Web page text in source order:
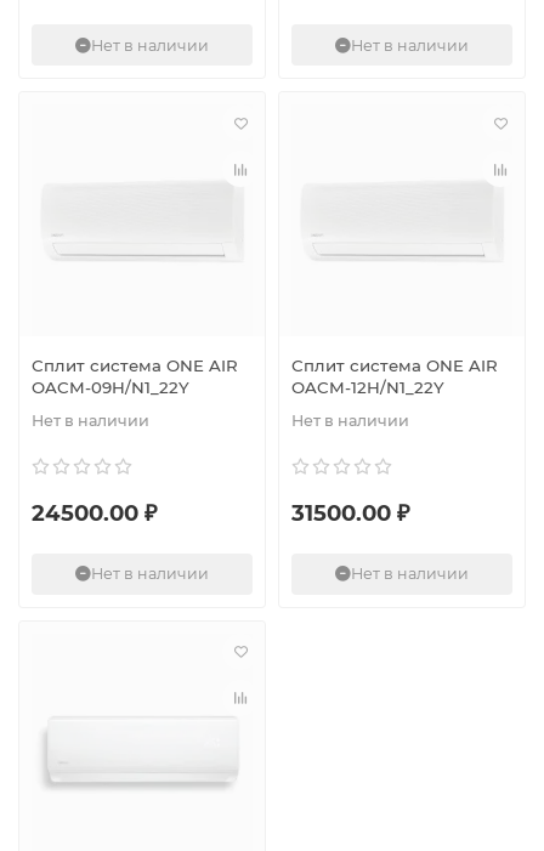
Нет в наличии Нет в наличии
Сплит система ONE AIR
OACM-09H/N1_22Y
Нет в наличии
24500.00 ₽
Нет в наличии
Сплит система ONE AIR
OACM-12H/N1_22Y
Нет в наличии
31500.00 ₽
Нет в наличии